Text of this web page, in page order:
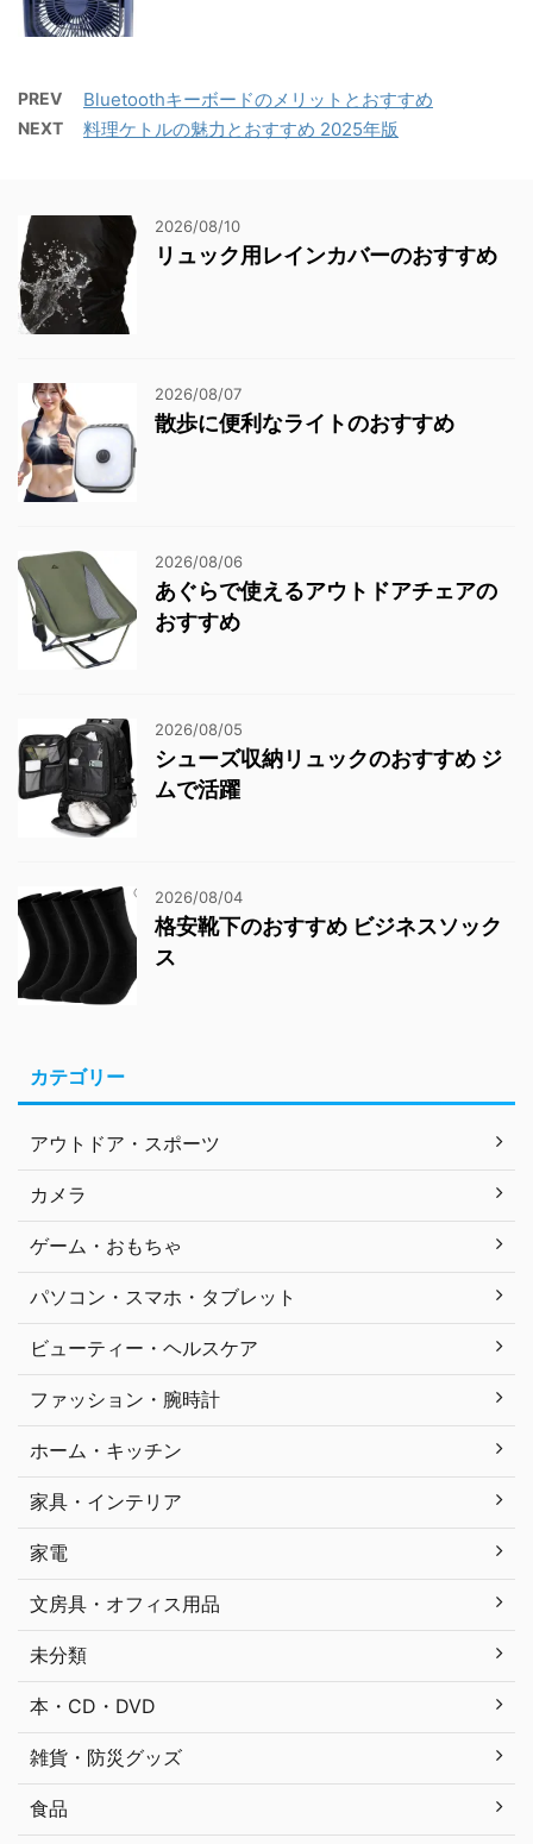
PREV Bluetoothキーボードのメリットとおすすめ
NEXT 料理ケトルの魅力とおすすめ 2025年版
2026/08/10
リュック用レインカバーのおすすめ
2026/08/07
散歩に便利なライトのおすすめ
2026/08/06
あぐらで使えるアウトドアチェアの
おすすめ
2026/08/05
シューズ収納リュックのおすすめ ジ
ムで活躍
2026/08/04
格安靴下のおすすめ ビジネスソック
ス
カテゴリー
アウトドア・スポーツ
カメラ
ゲーム・おもちゃ
パソコン・スマホ・タブレット
ビューティー・ヘルスケア
ファッション・腕時計
ホーム・キッチン
家具・インテリア
家電
文房具・オフィス用品
未分類
本・CD・DVD
雑貨・防災グッズ
食品